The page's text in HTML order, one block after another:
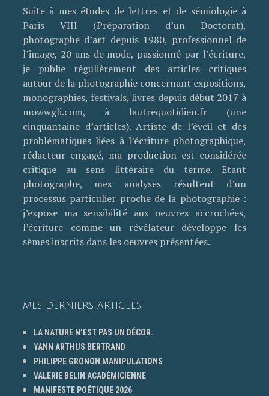
Suite à mes études de lettres et de sémiologie à
Paris VIII (Préparation d’un Doctorat),
photographe d’art depuis 1980, professionnel de
l’image, 20 ans de mode, passionné par l’écriture,
je publie régulièrement des articles critiques
autour de la photographie concernant expositions,
monographies, festivals, livres depuis début 2017 à
mowwgli.com, à lautrequotidien.fr (une
cinquantaine d’articles). Artiste de l’éveil et des
problématiques liées à l’écriture photographique,
rédacteur engagé, ma production est considérée
critique au sens littéraire du terme. Etant
photographe, mes analyses résultent d’un
processus particulier proche de la photographie :
j’expose ma sensibilité aux oeuvres accrochées,
l’écriture comme un révélateur développe les
sèmes inscrits dans les oeuvres présentées.
MES DERNIERS ARTICLES
LA NATURE N’EST PAS UN DÉCOR.
YANN ARTHUS BERTRAND
PHILIPPE GRONON MANIPULATIONS
VALERIE BELIN ACADÉMICIENNE
MANIFESTE POÉTIQUE 2026